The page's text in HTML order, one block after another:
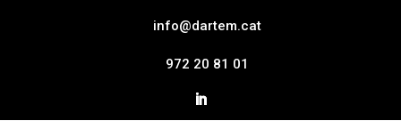
info@dartem.cat
972 20 81 01